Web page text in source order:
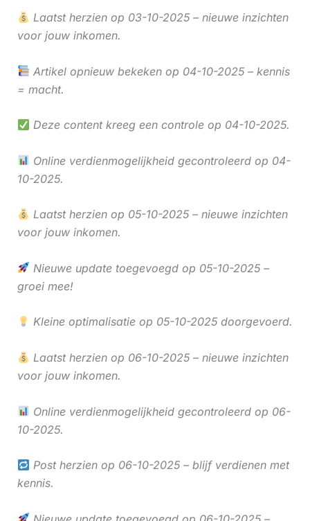
Laatst herzien op 03-10-2025 – nieuwe inzichten
voor jouw inkomen.
Artikel opnieuw bekeken op 04-10-2025 – kennis
= macht.
Deze content kreeg een controle op 04-10-2025.
Online verdienmogelijkheid gecontroleerd op 04-
10-2025.
Laatst herzien op 05-10-2025 – nieuwe inzichten
voor jouw inkomen.
Nieuwe update toegevoegd op 05-10-2025 –
groei mee!
Kleine optimalisatie op 05-10-2025 doorgevoerd.
Laatst herzien op 06-10-2025 – nieuwe inzichten
voor jouw inkomen.
Online verdienmogelijkheid gecontroleerd op 06-
10-2025.
Post herzien op 06-10-2025 – blijf verdienen met
kennis.